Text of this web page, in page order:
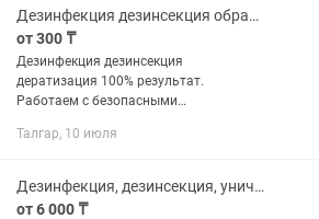
Работаем с...
Дезинфекция дезинсекция обработка уничтожение постельные клопы тараканы
от 300 ₸
Дезинфекция дезинсекция
дератизация 100% результат.
Работаем с безопасными
оборудование, консультация. Доводим
не качественной...
Талгар, 10 июля
Дезинфекция, дезинсекция, уничтожение тараканов, клопов
от 6 000 ₸